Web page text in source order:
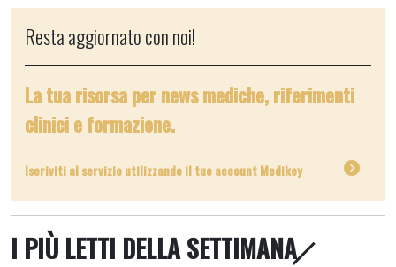
Resta aggiornato con noi!
La tua risorsa per news mediche, riferimenti
clinici e formazione.
Iscriviti al servizio utilizzando il tuo account Medikey
I PIÙ LETTI DELLA SETTIMANA